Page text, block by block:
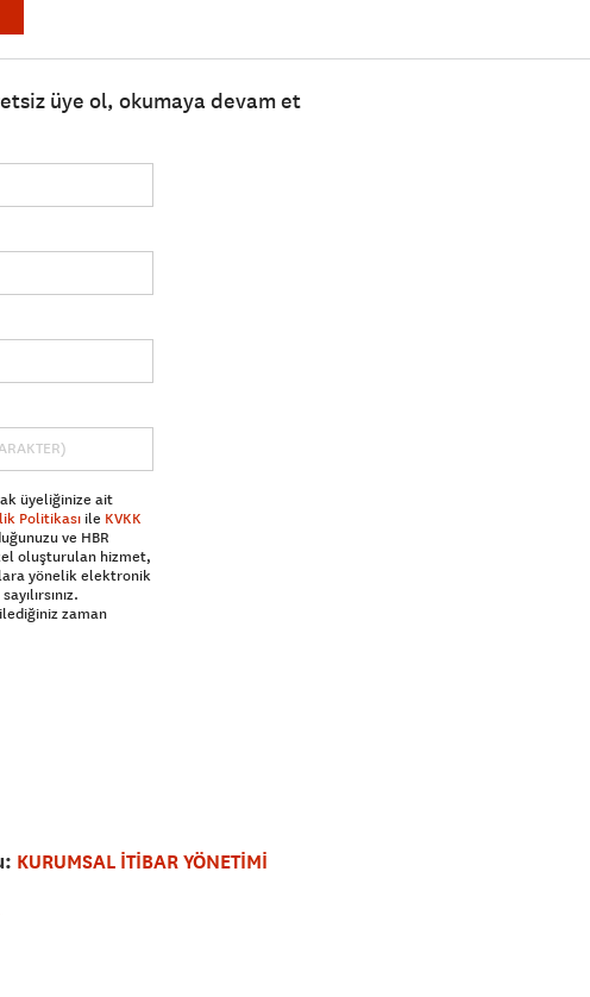
üye ol, okumaya devam et
üyeliğinize ait
Politikası ile KVKK
ve HBR
oluşturulan hizmet,
yönelik elektronik
zaman
KURUMSAL İTİBAR YÖNETİMİ